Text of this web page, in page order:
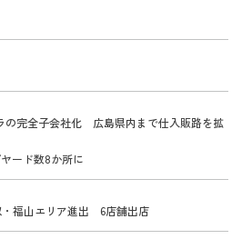
完全子会社化 広島県内まで仕入販路を拡
ード数8か所に
福山エリア進出 6店舗出店